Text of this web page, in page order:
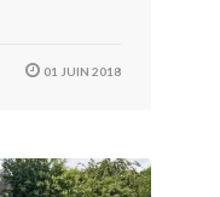
01 JUIN 2018